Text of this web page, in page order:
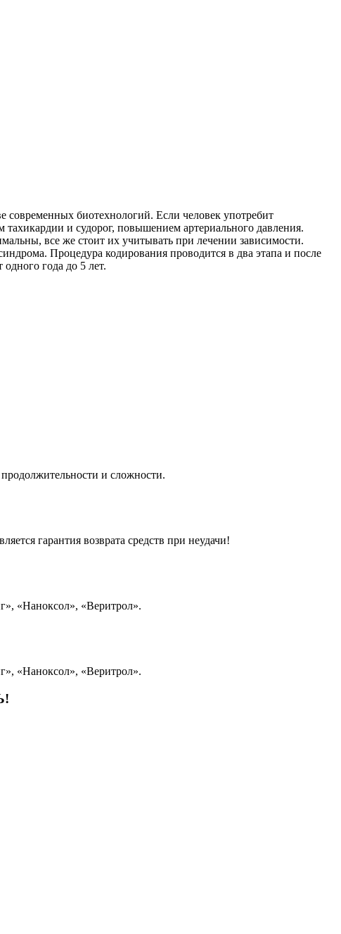
современных биотехнологий. Если человек употребит
и судорог, повышением артериального давления.
все же стоит их учитывать при лечении зависимости.
Процедура кодирования проводится в два этапа и после
года до 5 лет.
и сложности.
гарантия возврата средств при неудачи!
«Наноксол», «Веритрол».
«Наноксол», «Веритрол».